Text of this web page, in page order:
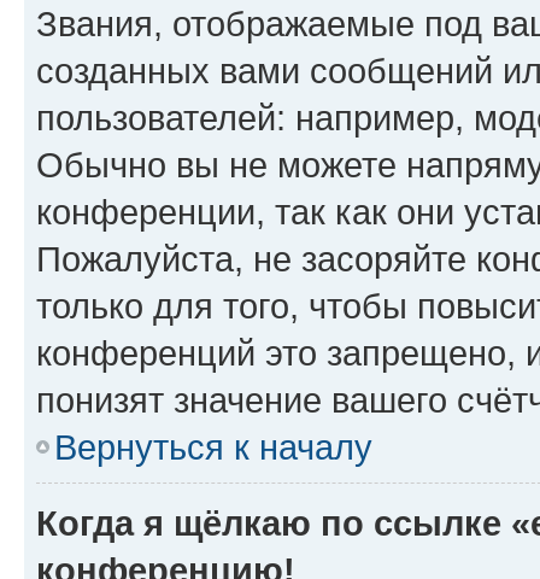
Звания, отображаемые под
созданных вами сообщений
пользователей: например,
Обычно вы не можете
конференции, так как они
Пожалуйста, не засоряйте
только для того, чтобы
конференций это запрещено,
понизят значение вашего
Вернуться к началу
Когда я щёлкаю по ссылке
конференцию!